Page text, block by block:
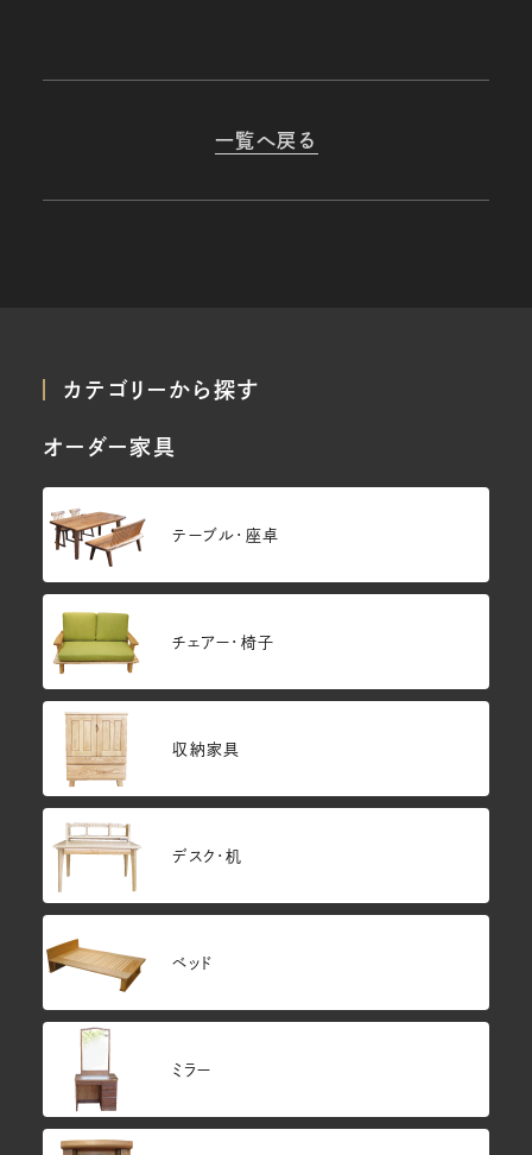
一覧へ戻る
カテゴリーから探す
オーダー家具
テーブル・座卓
チェアー・椅子
収納家具
デスク・机
ベッド
ミラー